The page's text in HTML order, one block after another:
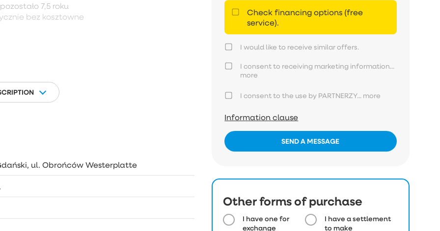
7,5 roku
bez kosztowne
ul. Obrońców Westerplatte
Check financing options (free
service).
I would like to receive similar offers.
I consent to receiving marketing information...
more
I consent to the use by PARTNERZY... more
Information clause
SEND A MESSAGE
Other forms of purchase
I have one for
exchange
I have a settlement
to make